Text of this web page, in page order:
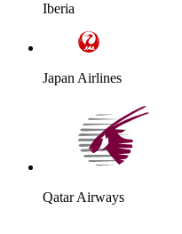
Iberia
Japan Airlines
Qatar Airways